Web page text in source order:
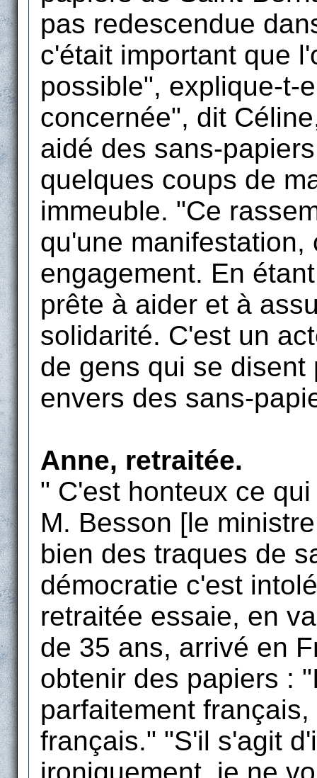
pas redescendue
c'était important que
possible", explique-t-
concernée", dit
aidé des sans-
quelques coups de
immeuble. "Ce
qu'une
engagement. En
prête à aider et à
solidarité. C'est un
de gens qui se
envers des sans-
Anne, retraitée.
" C'est honteux ce
M. Besson [le
bien des traques de
démocratie c'est
retraitée essaie, en
de 35 ans, arrivé en
obtenir des papiers :
parfaitement
français." "S'il s'agit